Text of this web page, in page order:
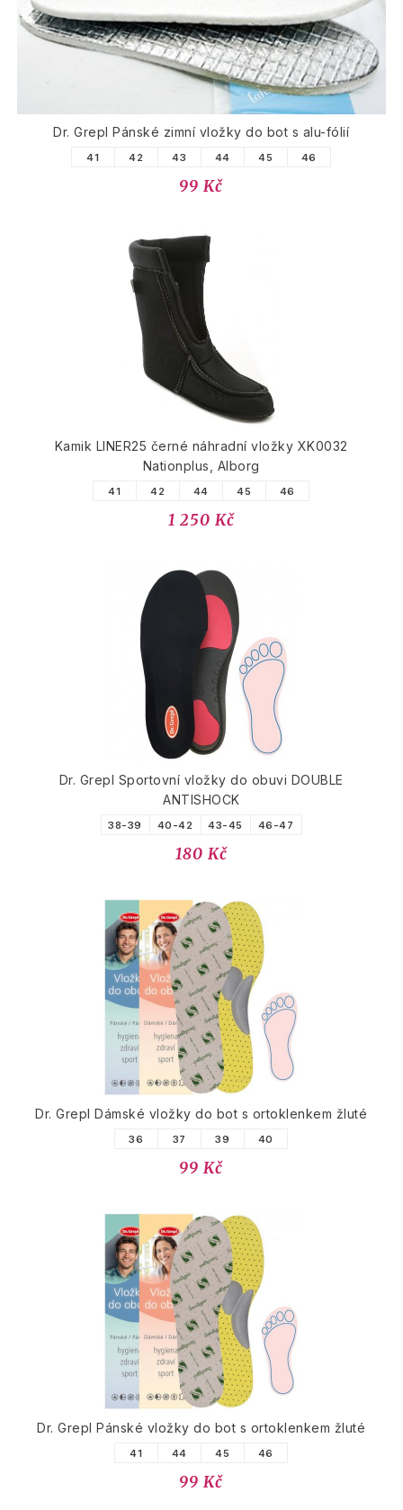
Dr. Grepl Pánské zimní vložky do bot s alu-fólií
41 42 43 44 45 46
99 Kč
Kamik LINER25 černé náhradní vložky XK0032
Nationplus, Alborg
41 42 44 45 46
1 250 Kč
Dr. Grepl Sportovní vložky do obuvi DOUBLE
ANTISHOCK
38-39 40-42 43-45 46-47
180 Kč
Dr. Grepl Dámské vložky do bot s ortoklenkem žluté
36 37 39 40
99 Kč
Dr. Grepl Pánské vložky do bot s ortoklenkem žluté
41 44 45 46
99 Kč